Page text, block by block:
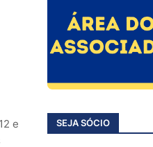
e
SEJA SÓCIO